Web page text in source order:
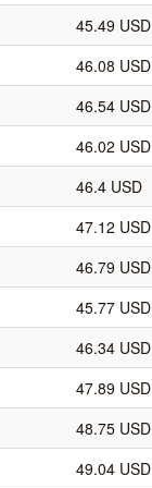
45.49 USD
46.08 USD
46.54 USD
46.02 USD
46.4 USD
47.12 USD
46.79 USD
45.77 USD
46.34 USD
47.89 USD
48.75 USD
49.04 USD